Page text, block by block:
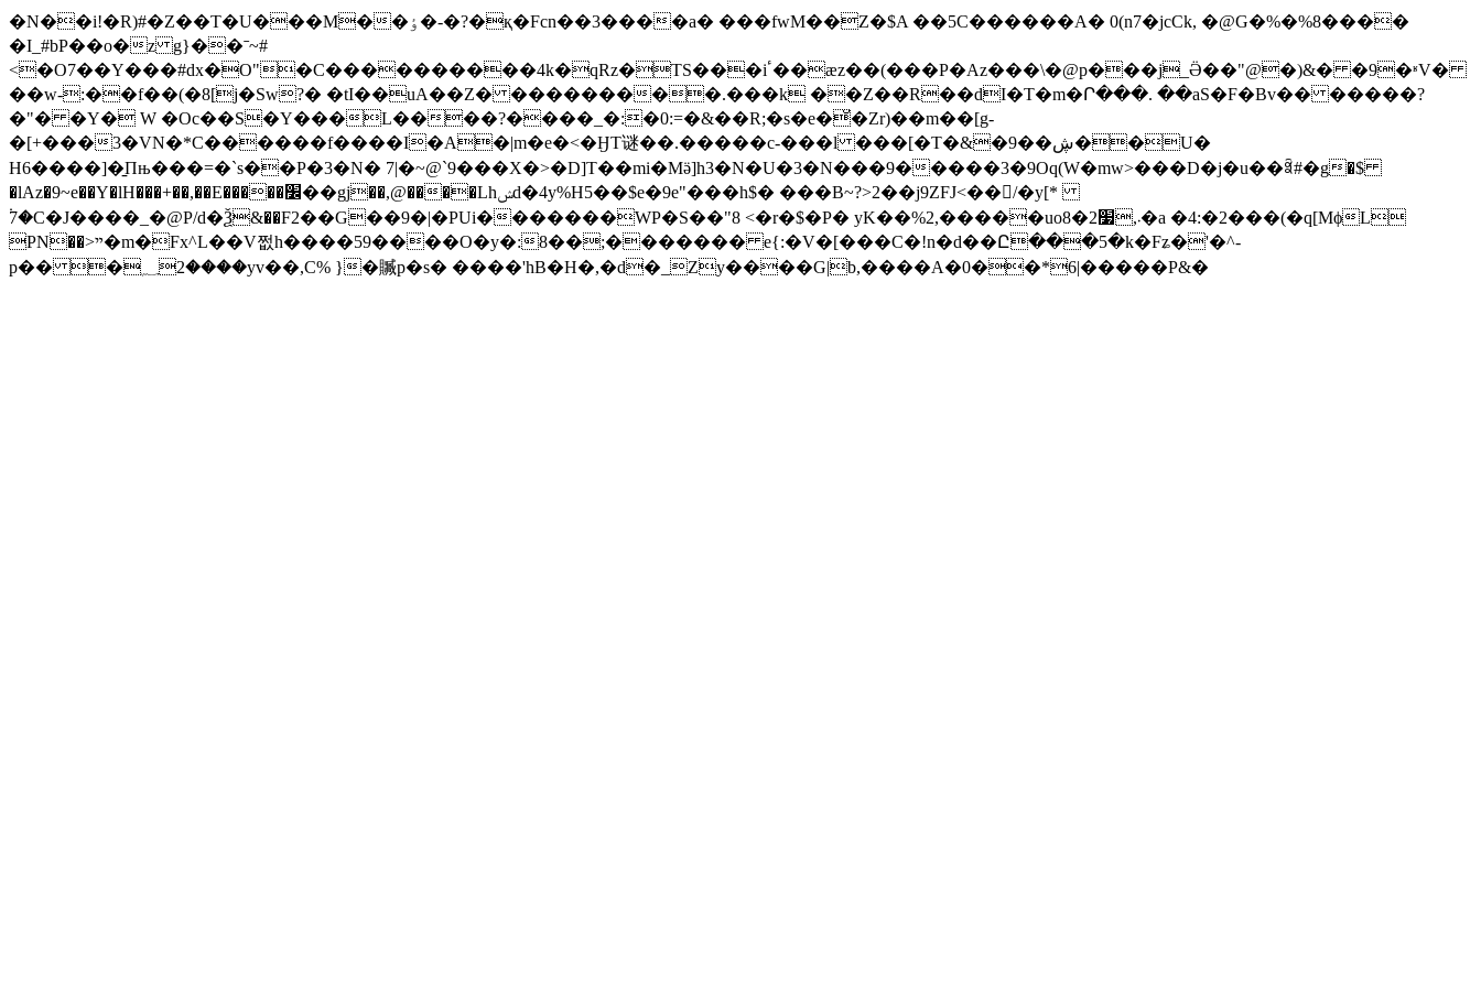
�N��i!�R)#�Z��T�U���M��ٶ�-�?�қ�Fcn��3����a� ���fwM��Z�$A ��5C������A� 0(n7�jcCk, �@G�%�%8����
�I_#bP��o�z g}��ˉ~#
<�O7��Y���#dx�O"�C����������4k�qRz�TS���iٴ��æz��(���P�Az���\�@p���j_Ӛ��"@�)&� �9�ʶV�
��w-:��f��(�8[j�Sw?� �tI��uA��Z� ���������.���k ��Z��R��dI�T�m�Ր���. ��aS�F�Bv�� �����?
�"� �Y� W �Oc��S�Y���L����?����_�:�0:=�&��R;�s�e�̆�Zr)��m��[g-
�[+���3�VN�*C������f����I�A�|m�e�<�ӇT谜��.�����c-���l ���[�T�&�9��ڜ��U�
H6����]�̱Πњ���=�`s��P�3�N� 7|�~@`9���Χ�>�D]T��mi�Mӛ]h3�N�U�3�N���9�����3�9Oq(W�mw>���D�j�u��ꎾ#�g�$
�lAz�9~e��Y�lH���+��,��E�����׼��gj��,@����Lhݾd�4y%H5��$e�9e"���h$� ���B~?>2��j9ZFJ<��򕰱/�y[*
۬7�C�J����_�@P/d�Ѯ&��F2��G��9�|�PUi�������WP�S��"8 <�r�$�P� yK��%2,�����uo܁,׷2�8�a �4:�2���(�q[MϕL
PN��>ײ�m�Fx^L��V쩞h����59����O�y�:8��;������� e{:�V�[���C�!n�d��Ը���5�k�Fʑ�'�^-
p�� �؁2����yv��,C% }�贓p�s� ����'hB�H�,�d�_Zy����G|b,����A�0��*6|�����P&�